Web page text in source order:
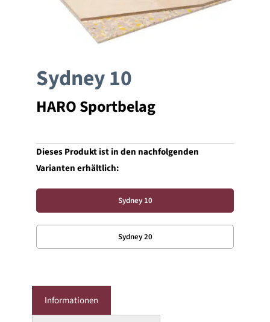
Referenzen
Kontakt
Sydney 10
HARO Sportbelag
Dieses Produkt ist in den nachfolgenden
Varianten erhältlich:
Sydney 10
Sydney 20
Informationen